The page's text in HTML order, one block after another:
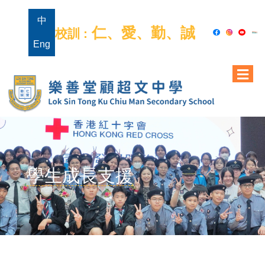
中
Eng
校訓 : 仁、愛、勤、誠
學生成長支援